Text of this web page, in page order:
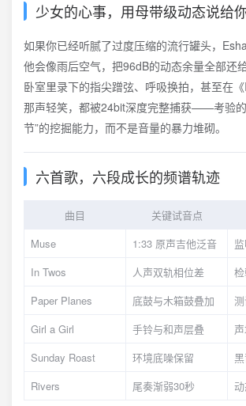
少女的心事，用母带级动态说给
如果你已经听腻了过度压缩的流行罐头，
他会像雨后空气，把96dB的动态余量全部还
卧室里录下的指尖蹭弦、呼吸换拍，甚至在
那声轻笑，都被24bit深度完整捕获——考验
节”的挖掘能力，而不是音量的暴力堆砌。
六首歌，六段成长的频谱轨迹
曲目 关键试音点
Muse
1:33 原声吉他泛音
In Twos
人声双轨相位差
Paper Planes
底鼓与木箱鼓叠加
Girl a Girl
手铃与和声层叠
Sunday Roast
环境底噪保留
Rivers
尾奏渐弱30秒